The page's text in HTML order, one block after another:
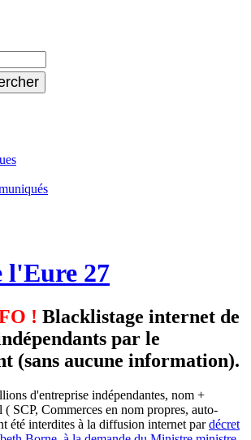
l'Eure 27
! Blacklistage internet de
par le
(sans aucune information).
d'entreprise indépendantes, nom +
( SCP, Commerces en nom propres, auto-
été interdites à la diffusion internet pardécret